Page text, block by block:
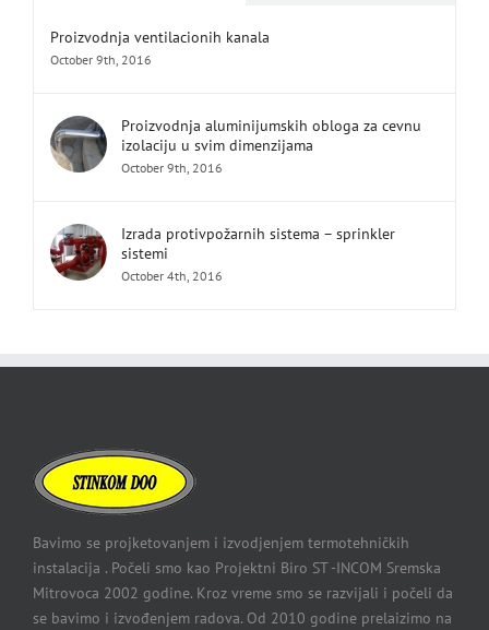
Proizvodnja ventilacionih kanala
October 9th, 2016
Proizvodnja aluminijumskih obloga za cevnu
izolaciju u svim dimenzijama
October 9th, 2016
Izrada protivpožarnih sistema – sprinkler
sistemi
October 4th, 2016
Bavimo se projketovanjem i izvodjenjem termotehničkih
instalacija . Počeli smo kao Projektni Biro ST -INCOM Sremska
Mitrovoca 2002 godine. Kroz vreme smo se razvijali i počeli da
se bavimo i izvođenjem radova. Od 2010 godine prelaizimo na